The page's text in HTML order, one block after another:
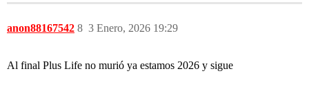
anon88167542 3 Enero, 2026 19:29
8
Al final Plus Life no murió ya estamos 2026 y sigue